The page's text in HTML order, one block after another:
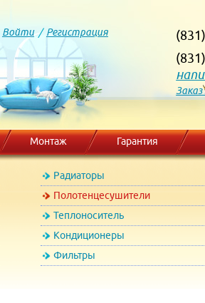
Войти/ Регистрация
Заказ
Монтаж Гарантия
Радиаторы
Полотенцесушители
Теплоноситель
Кондиционеры
Фильтры